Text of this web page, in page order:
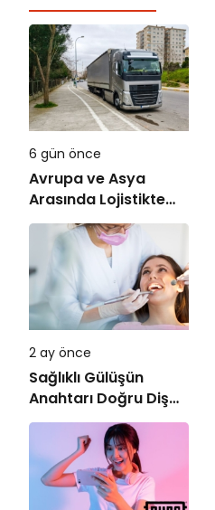
6 gün önce
Avrupa ve Asya
Arasında Lojistikte
Yeni Dönem
2 ay önce
Sağlıklı Gülüşün
Anahtarı Doğru Diş
Tedavisi